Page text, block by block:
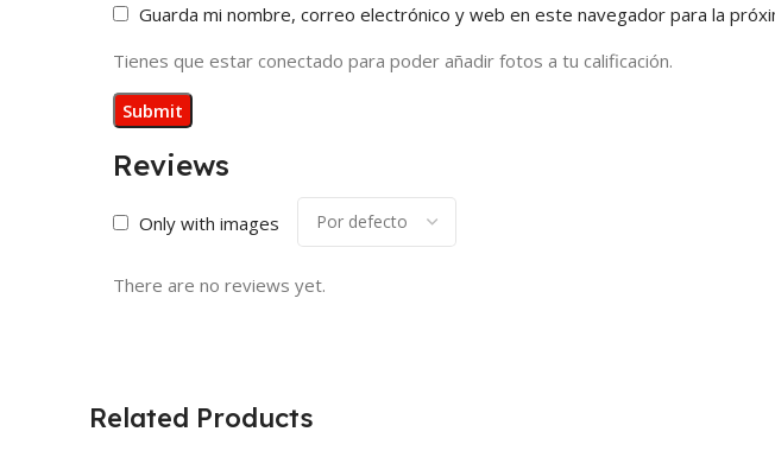
Reviews
Only with images
There are no reviews yet.
Guarda mi nombre, correo electrónico y web en este navegador para la
Tienes que estar conectado para poder añadir fotos a tu calificación.
Related Products